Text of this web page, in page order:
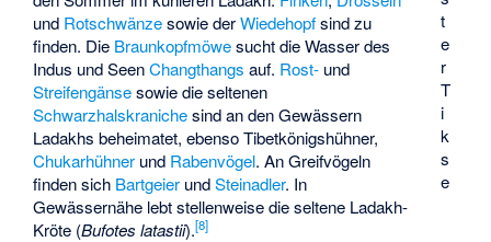
t
e
r
T
i
k
s
e
und Rotschwänzesowie derWiedehopfsind zu
finden. Die Braunkopfmöwesucht die Wasser des
Indus und SeenChangthangs auf. Rost- und
Streifengänsesowie die seltenen
Schwarzhalskranichesind an den Gewässern
Ladakhs beheimatet, ebensoTibetkönigshühner,
Chukarhühner und Rabenvögel. An Greifvögeln
finden sich Bartgeier undSteinadler. In
Gewässernähe lebt stellenweise die seltene Ladakh-
Kröte (Bufotes latastii).[8]